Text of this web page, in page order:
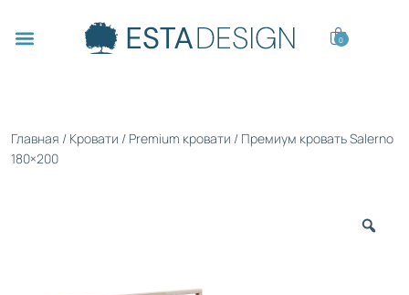
0
Главная / Кровати / Premium кровати / Премиум кровать Salerno
180×200